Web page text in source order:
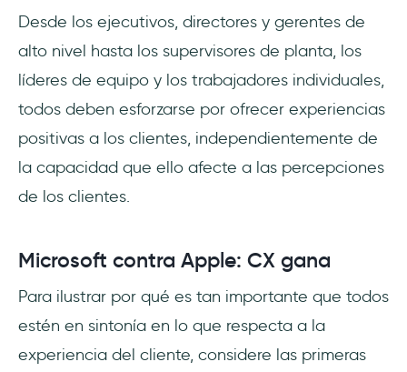
Desde los ejecutivos, directores y gerentes de
alto nivel hasta los supervisores de planta, los
líderes de equipo y los trabajadores individuales,
todos deben esforzarse por ofrecer experiencias
positivas a los clientes, independientemente de
la capacidad que ello afecte a las percepciones
de los clientes.
Microsoft contra Apple: CX gana
Para ilustrar por qué es tan importante que todos
estén en sintonía en lo que respecta a la
experiencia del cliente, considere las primeras